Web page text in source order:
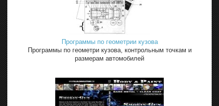
Программы по геометрии кузова
Программы по геометри кузова, контрольным точкам и
размерам автомобилей